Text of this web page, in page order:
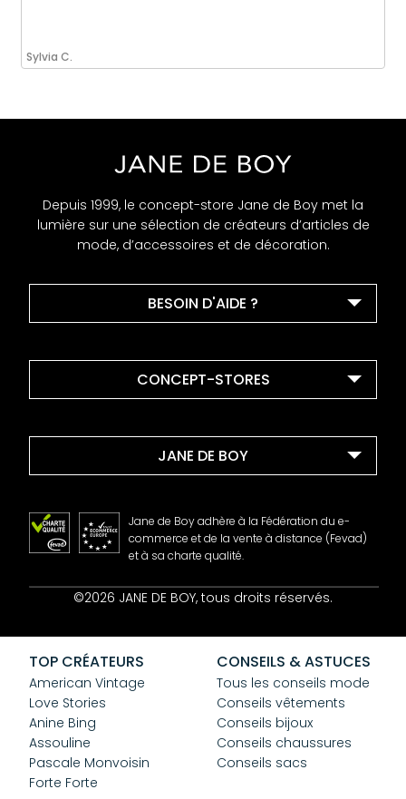
Sylvia C.
Depuis 1999, le concept-store Jane de Boy met la
lumière sur une sélection de créateurs d’articles de
mode, d’accessoires et de décoration.
BESOIN D'AIDE ?
CONCEPT-STORES
JANE DE BOY
Contact
CGV
Confidentialité
Cookies
Jane de Boy adhère à la Fédération du e-
commerce et de la vente à distance (Fevad)
et à sa charte qualité.
©2026 JANE DE BOY, tous droits réservés.
TOP CRÉATEURS
American Vintage
Love Stories
Anine Bing
Assouline
Pascale Monvoisin
Forte Forte
CONSEILS & ASTUCES
Tous les conseils mode
Conseils vêtements
Conseils bijoux
Conseils chaussures
Conseils sacs